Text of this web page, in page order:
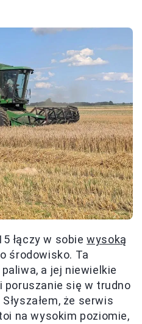
łączy w sobiewysoką
środowisko. Ta
a jej niewielkie
poruszanie się w trudno
że serwis
na wysokim poziomie,